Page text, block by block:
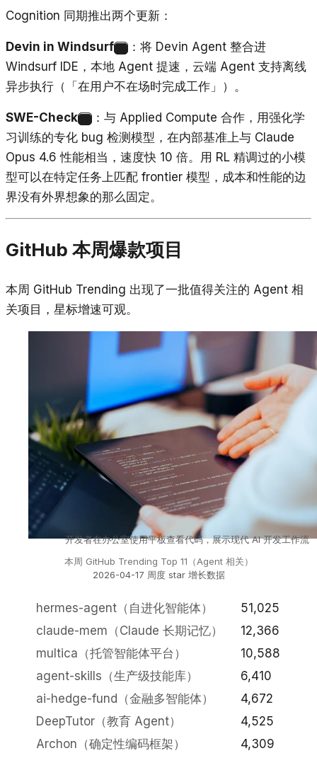
Cognition 同期推出两个更新：
Devin in Windsurf
：将 Devin Agent 整合进
Windsurf IDE，本地 Agent 提速，云端 Agent 支持离线
异步执行（「在用户不在场时完成工作」）。
SWE-Check
：与 Applied Compute 合作，用强化学
习训练的专化 bug 检测模型，在内部基准上与 Claude
Opus 4.6 性能相当，速度快 10 倍。用 RL 精调过的小模
型可以在特定任务上匹配 frontier 模型，成本和性能的边
界没有外界想象的那么固定。
GitHub 本周爆款项目
本周 GitHub Trending 出现了一批值得关注的 Agent 相
关项目，星标增速可观。
开发者在办公室使用平板查看代码，展示现代 AI 开发工作流
本周 GitHub Trending Top 11（Agent 相关）
2026-04-17 周度 star 增长数据
hermes-agent（自进化智能体）
51,025
claude-mem（Claude 长期记忆）
12,366
multica（托管智能体平台）
10,588
agent-skills（生产级技能库）
6,410
ai-hedge-fund（金融多智能体）
4,672
DeepTutor（教育 Agent）
4,525
Archon（确定性编码框架）
4,309